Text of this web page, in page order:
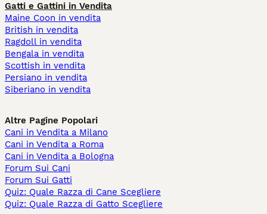
Gatti e Gattini in Vendita
Maine Coon in vendita
British in vendita
Ragdoll in vendita
Bengala in vendita
Scottish in vendita
Persiano in vendita
Siberiano in vendita
Altre Pagine Popolari
Cani in Vendita a Milano
Cani in Vendita a Roma
Cani in Vendita a Bologna
Forum Sui Cani
Forum Sui Gatti
Quiz: Quale Razza di Cane Scegliere
Quiz: Quale Razza di Gatto Scegliere